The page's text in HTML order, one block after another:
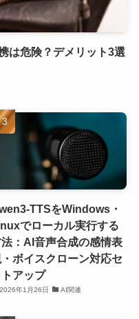
は危険？デメリット3選
TTSをWindows・
でローカル実行する
：AI音声合成の感情表
ボイスクローン対応セ
トアップ
2026年1月26日 AI関連